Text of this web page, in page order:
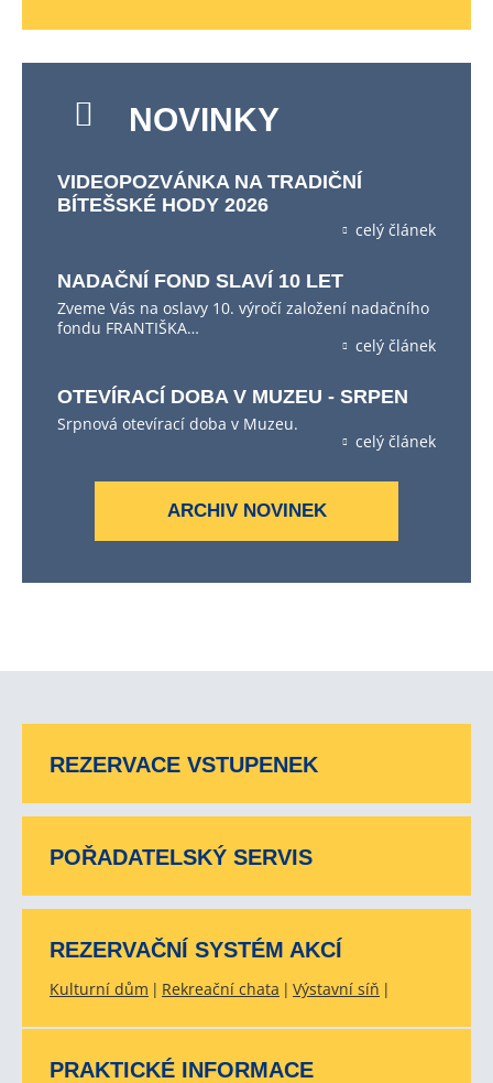
NOVINKY
VIDEOPOZVÁNKA NA TRADIČNÍ
BÍTEŠSKÉ HODY 2026
celý článek
NADAČNÍ FOND SLAVÍ 10 LET
Zveme Vás na oslavy 10. výročí založení nadačního
fondu FRANTIŠKA…
celý článek
OTEVÍRACÍ DOBA V MUZEU - SRPEN
Srpnová otevírací doba v Muzeu.
celý článek
ARCHIV NOVINEK
REZERVACE VSTUPENEK
POŘADATELSKÝ SERVIS
REZERVAČNÍ SYSTÉM AKCÍ
Kulturní dům Rekreační chata Výstavní síň
PRAKTICKÉ INFORMACE